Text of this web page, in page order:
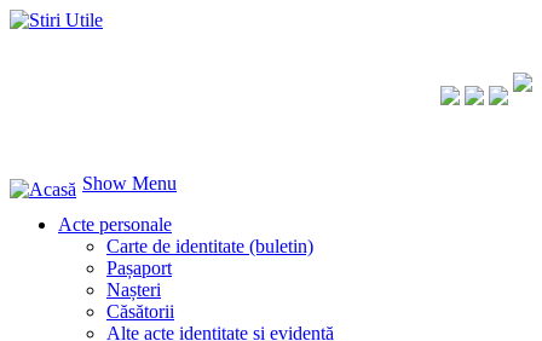
Show Menu
Acte personale
Carte de identitate (buletin)
Pașaport
Nașteri
Căsătorii
Alte acte identitate și evidență